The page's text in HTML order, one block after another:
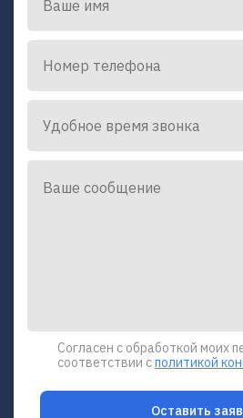
Согласен с обработкой моих
соответствии сполитикой
Оставить